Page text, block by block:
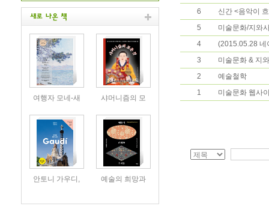
여행자 모네-새 샤머니즘의 모
안토니 가우디, 예술의 희망과
6
신간 <음악이
5
미술문화/지와
4
(2015.05.28 네
3
미술문화 & 지
2
예술철학
1
미술문화 웹사